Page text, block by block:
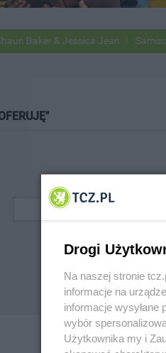
Baker & Jessica Jean
Drogi
Na naszej stronie
informacje na
informacje wysyłane
wybór
Użytkownika my i